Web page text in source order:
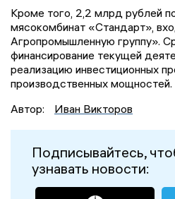
Кроме того, 2,2 млрд рублей
мясокомбинат «Стандарт»,
Агропромышленную группу».
финансирование текущей
реализацию инвестиционных
производственных мощностей.
Автор:
Иван Викторов
Подписывайтесь,
узнавать новости: